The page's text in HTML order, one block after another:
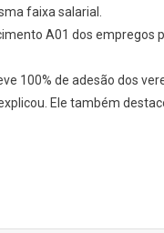
faixa salarial.
A01 dos empregos
100% de adesão dos
Ele também